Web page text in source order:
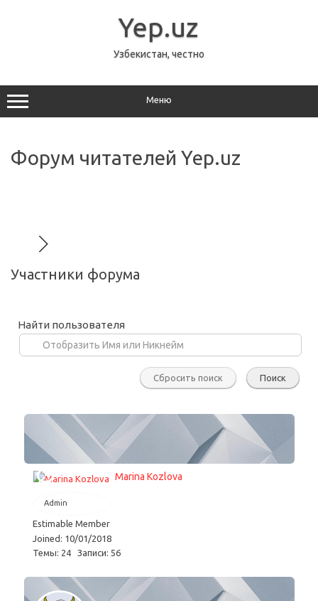
Yep.uz
Узбекистан, честно
Меню
Форум читателей Yep.uz
Участники форума
Найти пользователя
Marina Kozlova
Admin
Estimable Member
Joined: 10/01/2018
Темы: 24
Записи: 56